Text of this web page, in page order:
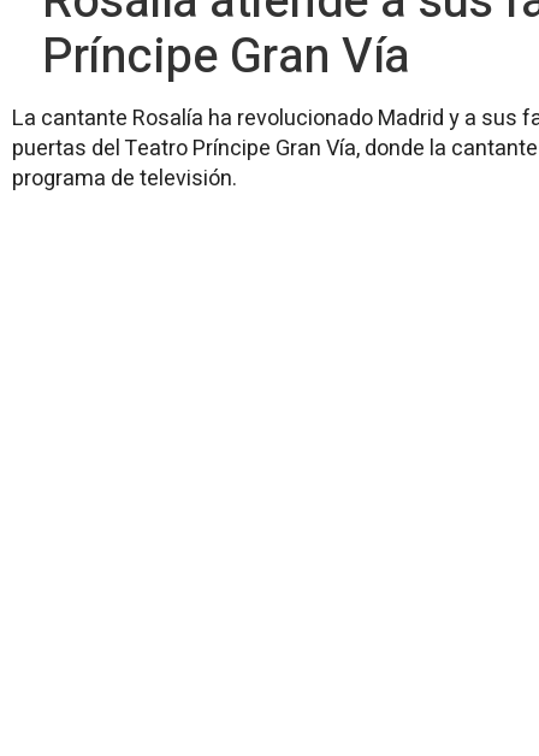
Príncipe Gran Vía
La cantante Rosalía ha revolucionado Madrid y a sus
puertas del Teatro Príncipe Gran Vía, donde la
programa de televisión.